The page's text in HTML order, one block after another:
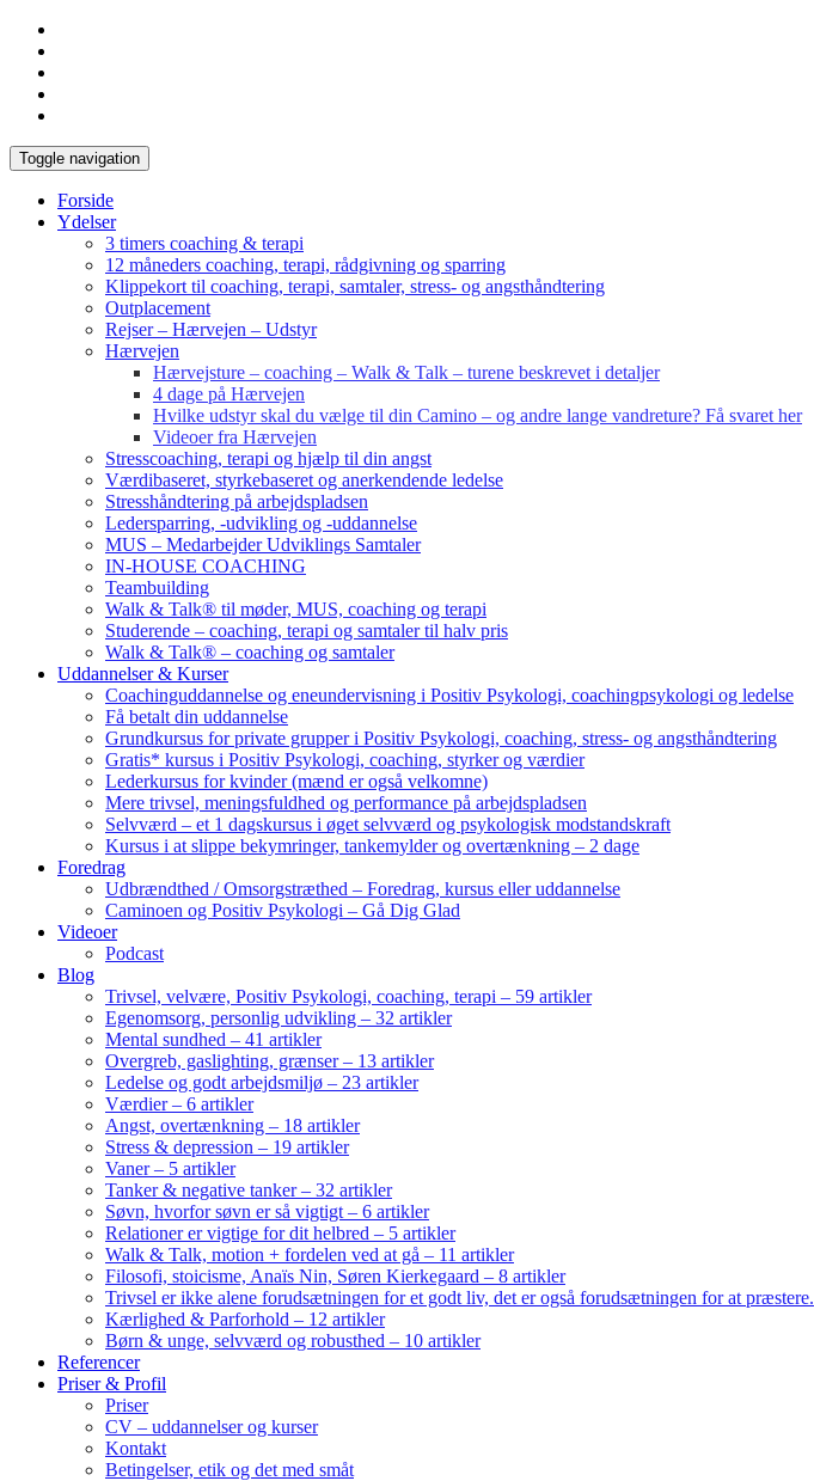
Toggle navigation
Forside
Ydelser
3 timers coaching & terapi
12 måneders coaching, terapi, rådgivning og sparring
Klippekort til coaching, terapi, samtaler, stress- og angsthåndtering
Outplacement
Rejser – Hærvejen – Udstyr
Hærvejen
Hærvejsture – coaching – Walk & Talk – turene beskrevet i detaljer
4 dage på Hærvejen
Hvilke udstyr skal du vælge til din Camino – og andre lange vandreture? Få svaret her
Videoer fra Hærvejen
Stresscoaching, terapi og hjælp til din angst
Værdibaseret, styrkebaseret og anerkendende ledelse
Stresshåndtering på arbejdspladsen
Ledersparring, -udvikling og -uddannelse
MUS – Medarbejder Udviklings Samtaler
IN-HOUSE COACHING
Teambuilding
Walk & Talk® til møder, MUS, coaching og terapi
Studerende – coaching, terapi og samtaler til halv pris
Walk & Talk® – coaching og samtaler
Uddannelser & Kurser
Coachinguddannelse og eneundervisning i Positiv Psykologi, coachingpsykologi og ledelse
Få betalt din uddannelse
Grundkursus for private grupper i Positiv Psykologi, coaching, stress- og angsthåndtering
Gratis* kursus i Positiv Psykologi, coaching, styrker og værdier
Lederkursus for kvinder (mænd er også velkomne)
Mere trivsel, meningsfuldhed og performance på arbejdspladsen
Selvværd – et 1 dagskursus i øget selvværd og psykologisk modstandskraft
Kursus i at slippe bekymringer, tankemylder og overtænkning – 2 dage
Foredrag
Udbrændthed / Omsorgstræthed – Foredrag, kursus eller uddannelse
Caminoen og Positiv Psykologi – Gå Dig Glad
Videoer
Podcast
Blog
Trivsel, velvære, Positiv Psykologi, coaching, terapi – 59 artikler
Egenomsorg, personlig udvikling – 32 artikler
Mental sundhed – 41 artikler
Overgreb, gaslighting, grænser – 13 artikler
Ledelse og godt arbejdsmiljø – 23 artikler
Værdier – 6 artikler
Angst, overtænkning – 18 artikler
Stress & depression – 19 artikler
Vaner – 5 artikler
Tanker & negative tanker – 32 artikler
Søvn, hvorfor søvn er så vigtigt – 6 artikler
Relationer er vigtige for dit helbred – 5 artikler
Walk & Talk, motion + fordelen ved at gå – 11 artikler
Filosofi, stoicisme, Anaïs Nin, Søren Kierkegaard – 8 artikler
Trivsel er ikke alene forudsætningen for et godt liv, det er også forudsætningen for at præstere.
Kærlighed & Parforhold – 12 artikler
Børn & unge, selvværd og robusthed – 10 artikler
Referencer
Priser & Profil
Priser
CV – uddannelser og kurser
Kontakt
Betingelser, etik og det med småt